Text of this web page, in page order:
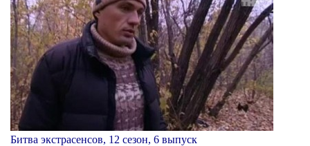
Битва экстрасенсов, 12 сезон, 6 выпуск